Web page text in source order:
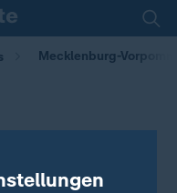
Mecklenburg-
von Ehec-